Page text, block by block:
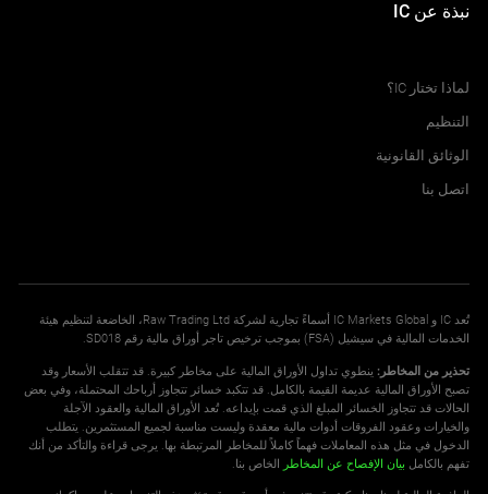
نبذة عن IC
لماذا تختار IC؟
التنظيم
الوثائق القانونية
اتصل بنا
تُعد IC و IC Markets Global أسماءً تجارية لشركة Raw Trading Ltd، الخاضعة لتنظيم هيئة
الخدمات المالية في سيشيل (FSA) بموجب ترخيص تاجر أوراق مالية رقم SD018.
تحذير من المخاطر: ينطوي تداول الأوراق المالية على مخاطر كبيرة. قد تتقلب الأسعار وقد
تصبح الأوراق المالية عديمة القيمة بالكامل. قد تتكبد خسائر تتجاوز أرباحك المحتملة، وفي بعض
الحالات قد تتجاوز الخسائر المبلغ الذي قمت بإيداعه. تُعد الأوراق المالية والعقود الآجلة
والخيارات وعقود الفروقات أدوات مالية معقدة وليست مناسبة لجميع المستثمرين. يتطلب
الدخول في مثل هذه المعاملات فهماً كاملاً للمخاطر المرتبطة بها. يرجى قراءة والتأكد من أنك
تفهم بالكامل بيان الإفصاح عن المخاطر الخاص بنا.